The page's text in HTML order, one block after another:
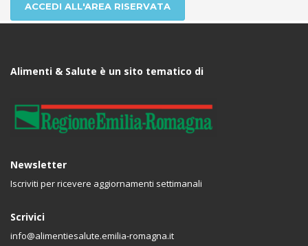
ACCEDI ALL'AREA RISERVATA
Alimenti & Salute è un sito tematico di
Newsletter
Iscriviti per ricevere aggiornamenti settimanali
Scrivici
info@alimentiesalute.emilia-romagna.it